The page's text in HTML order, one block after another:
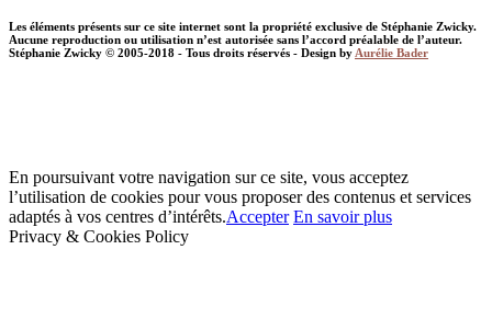
Les éléments présents sur ce site internet sont la propriété exclusive de Stéphanie Zwicky.
Aucune reproduction ou utilisation n’est autorisée sans l’accord préalable de l’auteur.
Stéphanie Zwicky © 2005-2018 - Tous droits réservés - Design by Aurélie Bader
En poursuivant votre navigation sur ce site, vous acceptez
l’utilisation de cookies pour vous proposer des contenus et services
adaptés à vos centres d’intérêts.Accepter En savoir plus
Privacy & Cookies Policy